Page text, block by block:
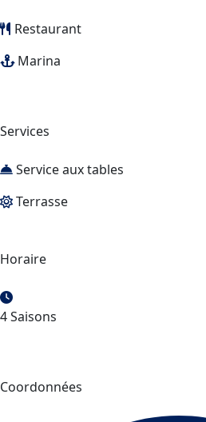
Restaurant
Marina
Services
Service aux tables
Terrasse
Horaire
4 Saisons
Coordonnées